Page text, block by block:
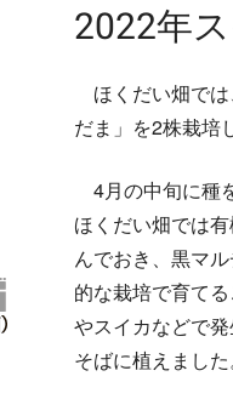
2022年
ほくだい畑で
だま」を2株栽培
4月の中旬に種
ほくだい畑では
んでおき、黒マ
的な栽培で育て
やスイカなどで
そばに植えました